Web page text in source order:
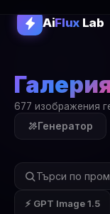
AiFluxLab
677 изображения
Генератор
⚡ GPT Image 1.5